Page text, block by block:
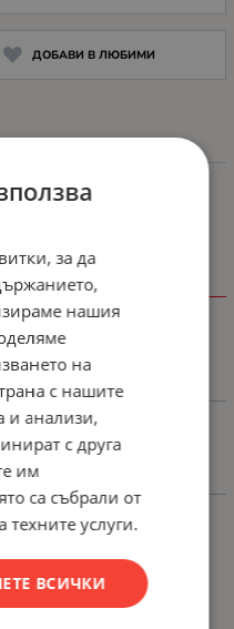
ДОБАВИ В ЛЮБИМИ
ПЕЧАТ
MFC-J4610DW/MFC-
за да
нашия
на
с нашите
и анализи,
с друга
им
са събрали от
услуги.
ВСИЧКИ